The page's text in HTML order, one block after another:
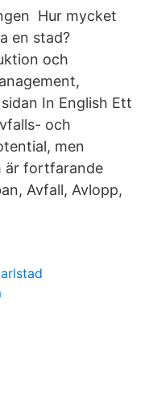
Hur mycket
en stad?
och
In English Ett
och
men
är fortfarande
Avfall, Avlopp,